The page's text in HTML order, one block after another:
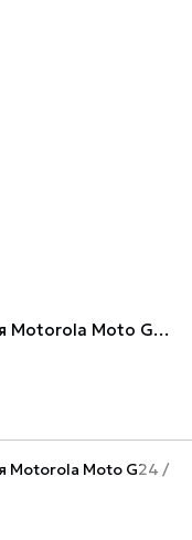
Кожаный чехол-книжка Classy для Motorola Moto G24 / G04 / E14 Grey